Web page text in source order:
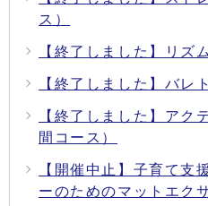
ス）
【終了しました】リズ
【終了しました】バレ
【終了しました】アク
間コース）
【開催中止】子育て
ーのためのマットエク